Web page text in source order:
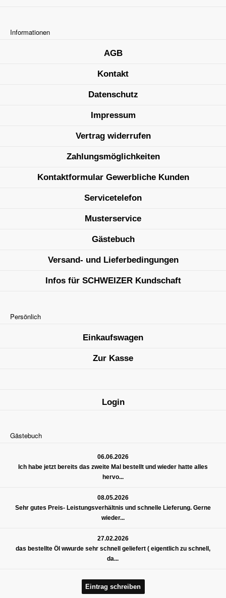
Informationen
AGB
Kontakt
Datenschutz
Impressum
Vertrag widerrufen
Zahlungsmöglichkeiten
Kontaktformular Gewerbliche Kunden
Servicetelefon
Musterservice
Gästebuch
Versand- und Lieferbedingungen
Infos für SCHWEIZER Kundschaft
Persönlich
Einkaufswagen
Zur Kasse
Login
Gästebuch
06.06.2026
Ich habe jetzt bereits das zweite Mal bestellt und wieder hatte alles
hervo...
08.05.2026
Sehr gutes Preis- Leistungsverhältnis und schnelle Lieferung. Gerne
wieder...
27.02.2026
das bestellte Öl wwurde sehr schnell geliefert ( eigentlich zu schnell,
da...
Eintrag schreiben